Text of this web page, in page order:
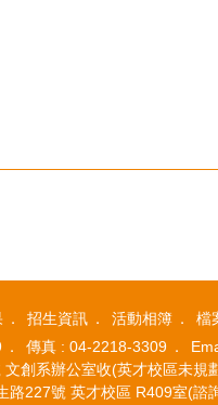
招生資訊 活動相簿 檔
傳真 : 04-2218-3309
創系辦公室收(英才校區未規
路227號 英才校區 R409室(諮